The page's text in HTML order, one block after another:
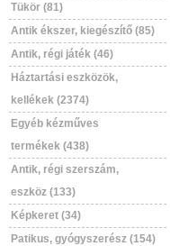
Tükör (81)
Antik ékszer, kiegészítő (85)
Antik, régi játék (46)
Háztartási eszközök,
kellékek (2374)
Egyéb kézműves
termékek (438)
Antik, régi szerszám,
eszköz (133)
Képkeret (34)
Patikus, gyógyszerész (154)